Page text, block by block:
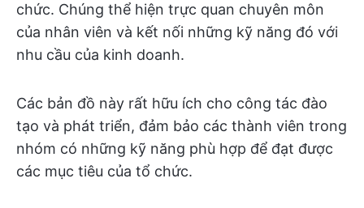
chức. Chúng thể hiện trực quan chuyên môn
của nhân viên và kết nối những kỹ năng đó với
nhu cầu của kinh doanh.
Các bản đồ này rất hữu ích cho công tác đào
tạo và phát triển, đảm bảo các thành viên trong
nhóm có những kỹ năng phù hợp để đạt được
các mục tiêu của tổ chức.